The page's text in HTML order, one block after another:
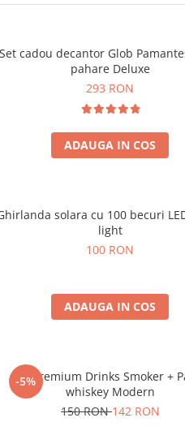
Set cadou decantor Glob
pahare Deluxe
293 RON
ADAUGA IN COS
solara cu 100 becuri
light
100 RON
ADAUGA IN COS
-5%
Set premium Drinks Smoker +
whiskey Modern
150 RON142 RON